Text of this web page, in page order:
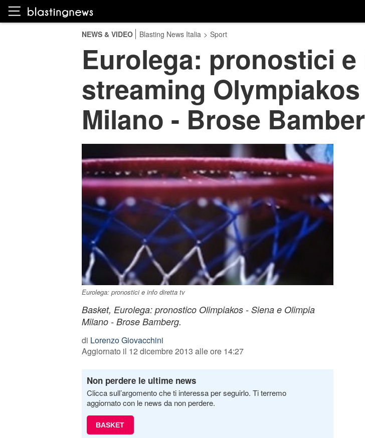
NEWS & VIDEO Blasting News Italia > Sport
Eurolega: pronostici
streaming
Milano - Brose
Eurolega: pronostici e info diretta tv
Basket, Eurolega: pronostico Olimpiakos - Siena e Olimpia
Milano - Brose Bamberg.
di Lorenzo Giovacchini
Aggiornato il 12 dicembre 2013 alle ore 14:27
Non perdere le ultime news
Clicca sull’argomento che ti interessa per seguirlo. Ti terremo
aggiornato con le news da non perdere.
BASKET